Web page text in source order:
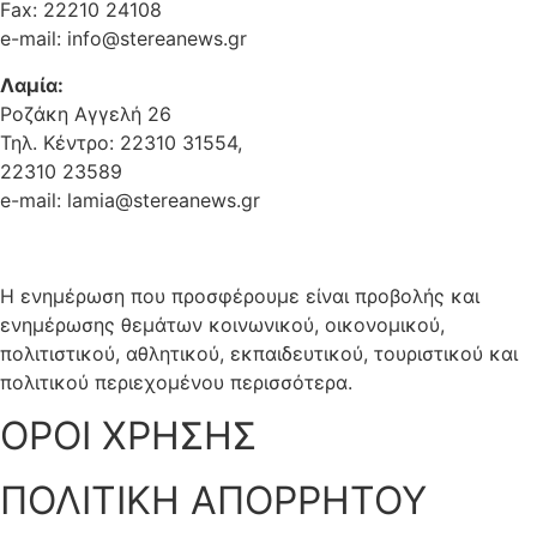
Fax: 22210 24108
e-mail: info@stereanews.gr
Λαμία:
Ροζάκη Αγγελή 26
Τηλ. Κέντρο: 22310 31554,
22310 23589
e-mail: lamia@stereanews.gr
Η ενημέρωση που προσφέρουμε είναι προβολής και
ενημέρωσης θεμάτων κοινωνικού, οικονομικού,
πολιτιστικού, αθλητικού, εκπαιδευτικού, τουριστικού και
πολιτικού περιεχομένου περισσότερα.
ΟΡΟΙ ΧΡΗΣΗΣ
ΠΟΛΙΤΙΚΗ ΑΠΟΡΡΗΤΟΥ